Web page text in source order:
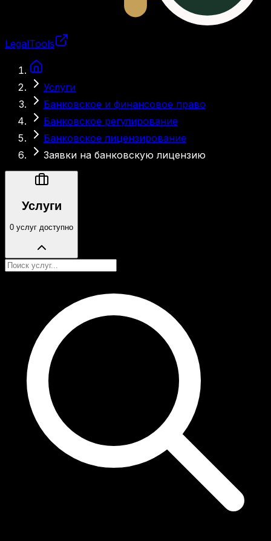
LegalTools
Услуги
Банковское и финансовое право
Банковское регулирование
Банковское лицензирование
Заявки на банковскую лицензию
Услуги
0 услуг доступно